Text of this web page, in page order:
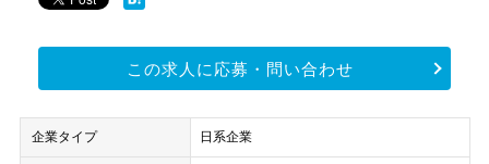
この求人に応募・問い合わせ
企業タイプ 日系企業